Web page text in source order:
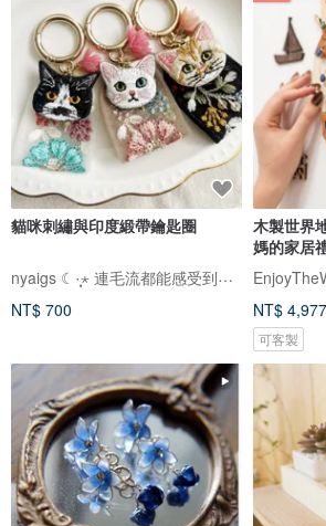
貓咪刺繡與印度緞帶鑰匙圈
nyaigs ☾·̩͙⋆ 連毛流都能感受到的貓咪刺繡
NT$ 700
木製世界
媽的家居
飾，3D 世
NT$ 4,977
可客製